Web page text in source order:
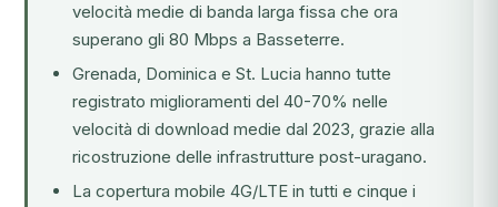
velocità medie di banda larga fissa che ora
superano gli 80 Mbps a Basseterre.
Grenada, Dominica e St. Lucia hanno tutte
registrato miglioramenti del 40-70% nelle
velocità di download medie dal 2023, grazie alla
ricostruzione delle infrastrutture post-uragano.
La copertura mobile 4G/LTE in tutti e cinque i